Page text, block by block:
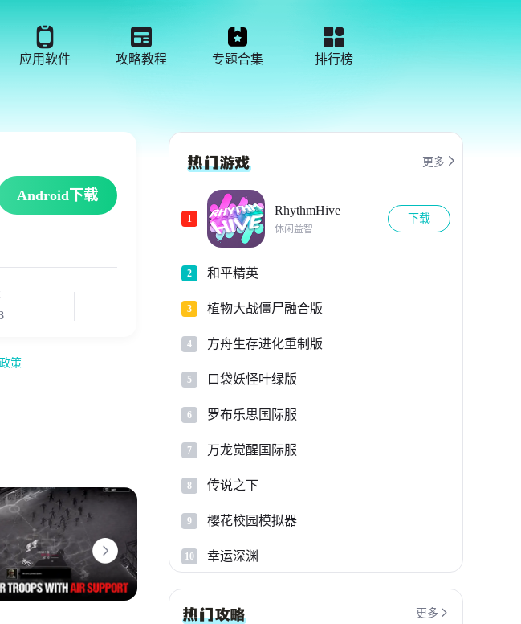
应用软件 攻略教程 专题合集 排行榜
Android下载
策
更多 
1
RhythmHive
休闲益智
下载
2 和平精英
3 植物大战僵尸融合版
4 方舟生存进化重制版
5 口袋妖怪叶绿版
6 罗布乐思国际服
7 万龙觉醒国际服
8 传说之下
9 樱花校园模拟器
10 幸运深渊
更多 